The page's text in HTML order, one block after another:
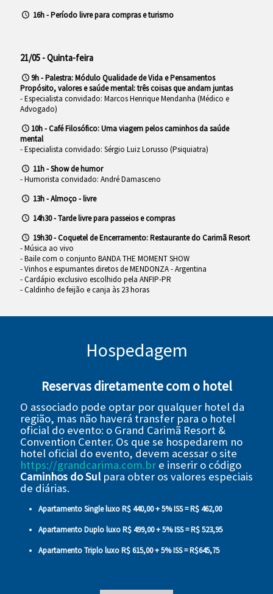
16h - Período livre para compras e turismo
21/05 - Quinta-feira
9h - Palestra: Módulo Qualidade de Vida e Pensamentos
Propósito, valores e saúde mental: três coisas que andam juntas
- Especialista convidado: Marcos Henrique Mendanha (Médico e
Advogado)
10h - Café Filosófico:Uma viagem pelos caminhos da saúde
mental
- Especialista convidado: Sérgio Luiz Lorusso (Psiquiatra)
11h - Show de humor
- Humorista convidado: André Damasceno
13h - Almoço - livre
14h30 - Tarde livre para passeios e compras
19h30 - Coquetel de Encerramento: Restaurante do Carimã Resort
- Música ao vivo
- Baile com o conjunto BANDA THE MOMENT SHOW
- Vinhos e espumantes diretos de MENDONZA - Argentina
- Cardápio exclusivo escolhido pela ANFIP-PR
- Caldinho de feijão e canja às 23 horas
Hospedagem
Reservas diretamente com o hotel
O associado pode optar por qualquer hotel da
região, mas não haverá transfer para o hotel
oficial do evento: o Grand Carimã Resort &
Convention Center. Os que se hospedarem no
hotel oficial do evento, devem acessar o site
https://grandcarima.com.br e inserir o código
Caminhos do Sulpara obter os valores especiais
de diárias.
Apartamento Single luxo R$ 440,00 + 5% ISS = R$ 462,00
Apartamento Duplo luxo R$ 499,00 + 5% ISS = R$ 523,95
Apartamento Triplo luxo R$ 615,00 + 5% ISS = R$645,75